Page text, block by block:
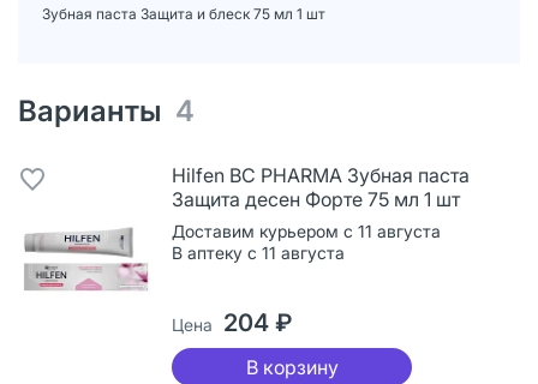
Зубная паста Защита и блеск 75 мл 1 шт
Варианты 4
Hilfen BC PHARMA Зубная паста
Защита десен Форте 75 мл 1 шт
Доставим курьером с 11 августа
В аптеку с 11 августа
Цена 204 ₽
В корзину